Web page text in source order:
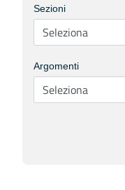
Sezioni
Argomenti